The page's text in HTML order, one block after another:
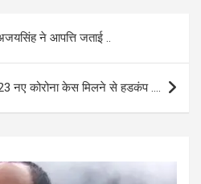
e ने आपत्ति जताई ..
नए कोरोना केस मिलने से हडकंप ….